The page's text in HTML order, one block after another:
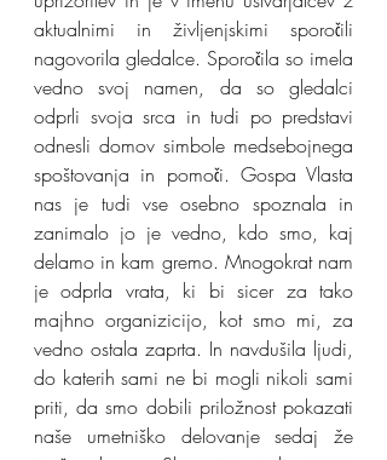
aktualnimi in življenjskimi sporočili
nagovorila gledalce. Sporočila so imela
vedno svoj namen, da so gledalci
odprli svoja srca in tudi po predstavi
odnesli domov simbole medsebojnega
spoštovanja in pomoči. Gospa Vlasta
nas je tudi vse osebno spoznala in
zanimalo jo je vedno, kdo smo, kaj
delamo in kam gremo. Mnogokrat nam
je odprla vrata, ki bi sicer za tako
majhno organizicijo, kot smo mi, za
vedno ostala zaprta. In navdušila ljudi,
do katerih sami ne bi mogli nikoli sami
priti, da smo dobili priložnost pokazati
naše umetniško delovanje sedaj že